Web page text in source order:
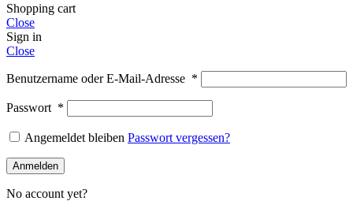
Shopping cart
Close
Sign in
Close
Benutzername oder E-Mail-Adresse *
Passwort *
Angemeldet bleiben Passwort vergessen?
Anmelden
No account yet?